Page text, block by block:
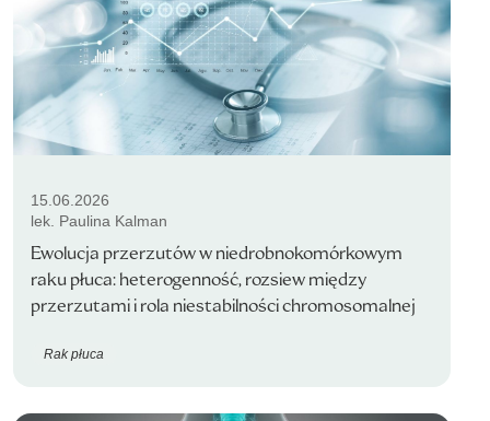
15.06.2026
lek. Paulina Kalman
Ewolucja przerzutów w niedrobnokomórkowym
raku płuca: heterogenność, rozsiew między
przerzutami i rola niestabilności chromosomalnej
Rak płuca